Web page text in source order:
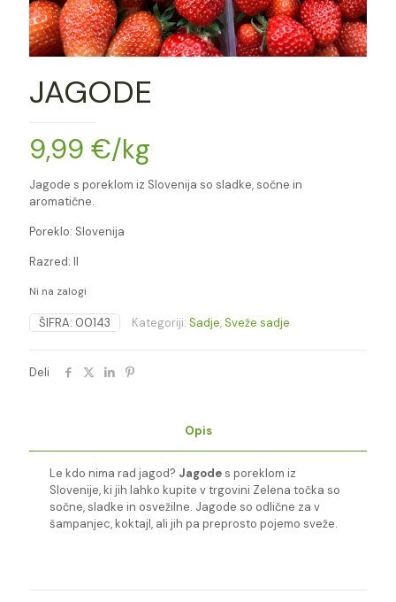
JAGODE
9,99 €/kg
Jagode s poreklom iz Slovenija so sladke, sočne in
aromatične.
Poreklo: Slovenija
Razred: II
Ni na zalogi
ŠIFRA: 00143 Kategoriji: Sadje,Sveže sadje
Deli
Opis
Le kdo nima rad jagod? Jagodes poreklom iz
Slovenije, ki jih lahko kupite v trgovini Zelena točka so
sočne, sladke in osvežilne. Jagode so odlične za v
šampanjec, koktajl, ali jih pa preprosto pojemo sveže.